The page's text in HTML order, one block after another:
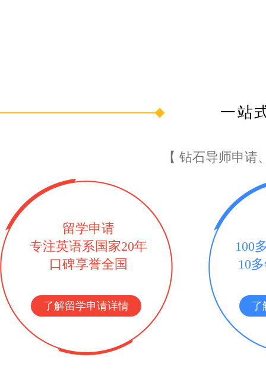
一站
【 钻石导师申
留学申请
专注英语系国家20年
口碑享誉全国
了解留学申请详情
100
10
了